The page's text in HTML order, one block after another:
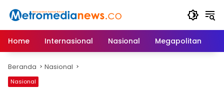
Home
Internasional Nasional Megapolitan
Beranda Nasional
Nasional